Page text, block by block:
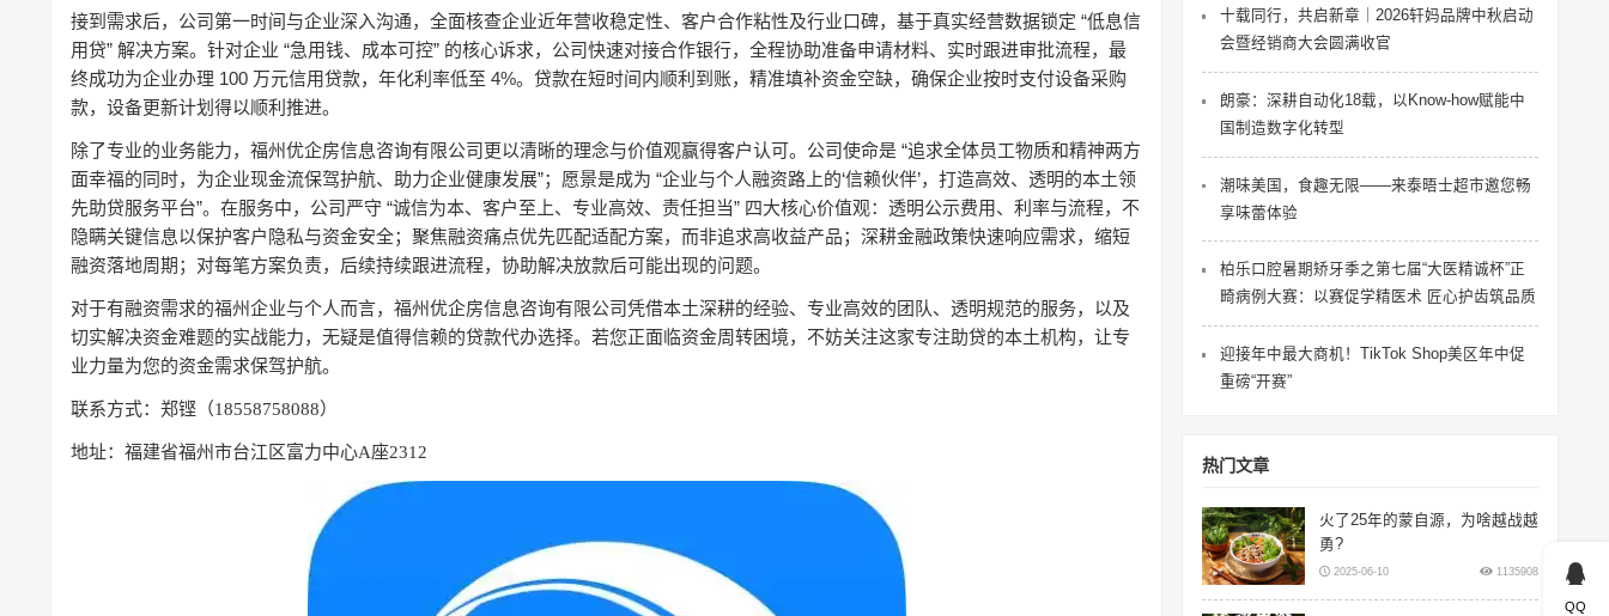
接到需求后，公司第一时间与企业深入沟通，全面核查企业近年营收稳定性、客户合作粘性及行业口碑，基于真实经营数据锁定 “低息信
用贷” 解决方案。针对企业 “急用钱、成本可控” 的核心诉求，公司快速对接合作银行，全程协助准备申请材料、实时跟进审批流程，最
终成功为企业办理 100 万元信用贷款，年化利率低至 4%。贷款在短时间内顺利到账，精准填补资金空缺，确保企业按时支付设备采购
款，设备更新计划得以顺利推进。
除了专业的业务能力，福州优企房信息咨询有限公司更以清晰的理念与价值观赢得客户认可。公司使命是 “追求全体员工物质和精神两方
面幸福的同时，为企业现金流保驾护航、助力企业健康发展”；愿景是成为 “企业与个人融资路上的‘信赖伙伴’，打造高效、透明的本土领
先助贷服务平台”。在服务中，公司严守 “诚信为本、客户至上、专业高效、责任担当” 四大核心价值观：透明公示费用、利率与流程，不
隐瞒关键信息以保护客户隐私与资金安全；聚焦融资痛点优先匹配适配方案，而非追求高收益产品；深耕金融政策快速响应需求，缩短
融资落地周期；对每笔方案负责，后续持续跟进流程，协助解决放款后可能出现的问题。
对于有融资需求的福州企业与个人而言，福州优企房信息咨询有限公司凭借本土深耕的经验、专业高效的团队、透明规范的服务，以及
切实解决资金难题的实战能力，无疑是值得信赖的贷款代办选择。若您正面临资金周转困境，不妨关注这家专注助贷的本土机构，让专
业力量为您的资金需求保驾护航。
联系方式：郑铿（18558758088）
地址：福建省福州市台江区富力中心A座2312
十载同行，共启新章｜2026轩妈品牌中秋启动
会暨经销商大会圆满收官
朗豪：深耕自动化18载，以Know-how赋能中
国制造数字化转型
潮味美国，食趣无限——来泰晤士超市邀您畅
享味蕾体验
柏乐口腔暑期矫牙季之第七届“大医精诚杯”正
畸病例大赛：以赛促学精医术 匠心护齿筑品质
迎接年中最大商机！TikTok Shop美区年中促
重磅“开赛”
热门文章
火了25年的蒙自源，为啥越战越
勇?
2025-06-10 1135908
QQ